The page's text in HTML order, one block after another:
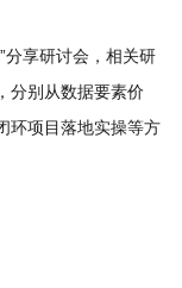
分享研讨会，相关研
分别从数据要素价
环项目落地实操等方